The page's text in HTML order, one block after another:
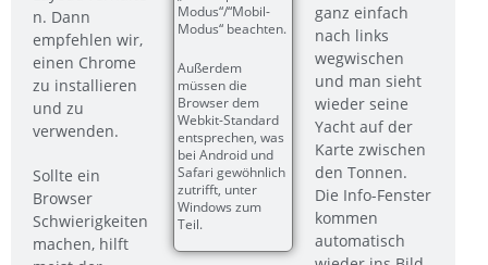
n. Dann
empfehlen wir,
einen Chrome
zu installieren
und zu
verwenden.
Sollte ein
Browser
Schwierigkeiten
machen, hilft
Modus“/“Mobil-
Modus“ beachten.
Außerdem
müssen die
Browser dem
Webkit-Standard
entsprechen, was
bei Android und
Safari gewöhnlich
zutrifft, unter
Windows zum
Teil.
ganz einfach
nach links
wegwischen
und man sieht
wieder seine
Yacht auf der
Karte zwischen
den Tonnen.
Die Info-Fenster
kommen
automatisch